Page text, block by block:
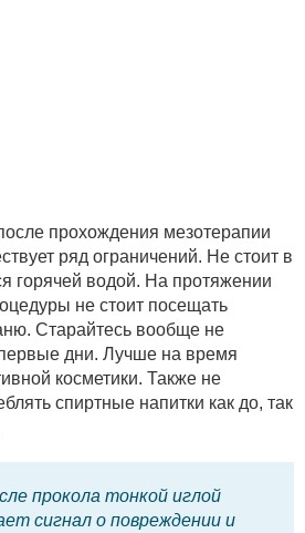
прохождения мезотерапии
ряд ограничений. Не стоит в
горячей водой. На протяжении
не стоит посещать
Старайтесь вообще не
первые дни. Лучше на время
косметики. Также не
спиртные напитки как до, так
прокола тонкой иглой
сигнал о повреждении и